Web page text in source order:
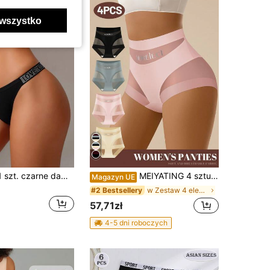
Secret Verse 1 szt. czarne damskie majtki trójkątne z cyrkoniami, prążkowane, bawełniane, modne, seksowne, miękkie i wygodne
Magazyn UE MEIYATING 4 sztuki damskich majtek modelujących z wysokim stanem, z siateczkowym patchworkiem, lekkie, oddychające, wygodne, z nadrukiem w języku angielskim i kwiatowym, do noszenia na co dzień
#2 Bestsellery w Zestaw 4 elementów Majtki damskie
57,71zł
4-5 dni roboczych